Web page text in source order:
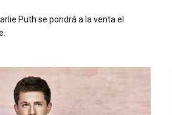
Puth se pondrá a la venta el